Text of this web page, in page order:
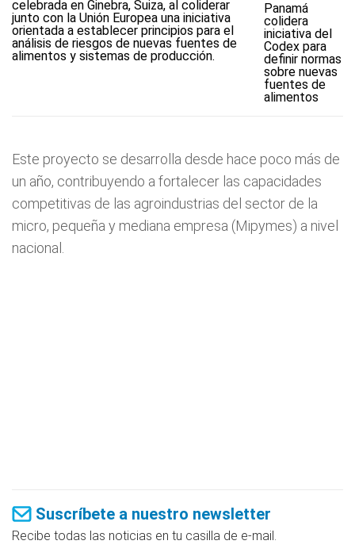
Panamá
colidera
iniciativa del
Codex para
definir normas
sobre nuevas
fuentes de
alimentos
Este proyecto se desarrolla desde hace poco más de
un año, contribuyendo a fortalecer las capacidades
competitivas de las agroindustrias del sector de la
micro, pequeña y mediana empresa (Mipymes) a nivel
nacional.
Suscríbete a nuestro newsletter
Recibe todas las noticias en tu casilla de e-mail.